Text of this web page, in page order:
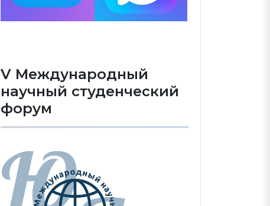
V Международный
научный студенческий
форум